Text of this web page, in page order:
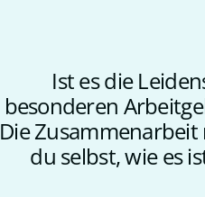
Ist es die
besonderen
Die
du selbst, wie es